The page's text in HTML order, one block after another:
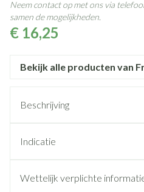
€ 16,25
Neem contact op met ons via
samen de mogelijkheden.
Bekijk alle producten van
Beschrijving
Indicatie
Wettelijk verplichte